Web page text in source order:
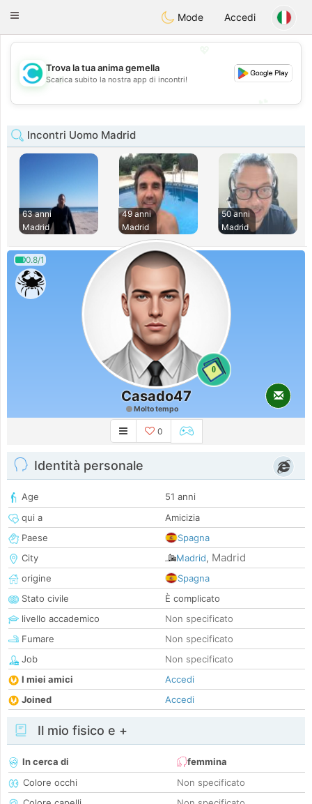
olombiaCitas
Toggle
Mode Accedi
💖
💕
Trova la tua anima gemella
Scarica subito la nostra app di incontri!
Incontri Uomo Madrid
63 anni
Madrid
49 anni
Madrid
50 anni
Madrid
0.8/1
0
Casado47
Molto tempo
0
Identità personale
Age
51 anni
qui a
Amicizia
Paese
Spagna
City
Madrid, Madrid
origine
Spagna
Stato civile
È complicato
livello accademico
Non specificato
Fumare
Non specificato
Job
Non specificato
I miei amici
Accedi
Joined
Accedi
Il mio fisico e +
In cerca di
femmina
Colore occhi
Non specificato